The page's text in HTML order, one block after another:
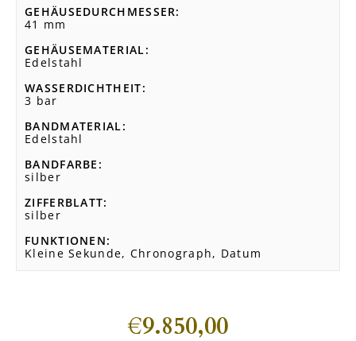
GEHÄUSEDURCHMESSER
41 mm
GEHÄUSEMATERIAL
Edelstahl
WASSERDICHTHEIT
3 bar
BANDMATERIAL
Edelstahl
BANDFARBE
silber
ZIFFERBLATT
silber
FUNKTIONEN
Kleine Sekunde, Chronograph, Datum
€9.850,00